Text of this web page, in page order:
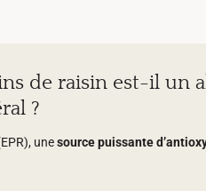
de raisin est-il un
?
unesource puissante